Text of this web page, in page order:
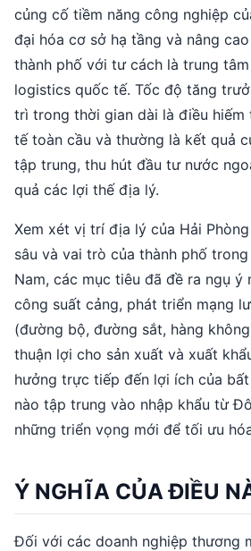
củng cố tiềm năng công nghiệp
đại hóa cơ sở hạ tầng và nâng
thành phố với tư cách là trung
logistics quốc tế. Tốc độ tăng
trì trong thời gian dài là điều hiếm
tế toàn cầu và thường là kết quả
tập trung, thu hút đầu tư nước
quả các lợi thế địa lý.
Xem xét vị trí địa lý của Hải
sâu và vai trò của thành phố
Nam, các mục tiêu đã đề ra ngụ ý
công suất cảng, phát triển mạng
(đường bộ, đường sắt, hàng
thuận lợi cho sản xuất và xuất
hưởng trực tiếp đến lợi ích của
nào tập trung vào nhập khẩu từ
những triển vọng mới để tối ưu
Ý NGHĨA CỦA ĐIỀU
Đối với các doanh nghiệp thương